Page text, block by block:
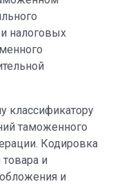
налоговых
классификатору
таможенного
Кодировка
и
и